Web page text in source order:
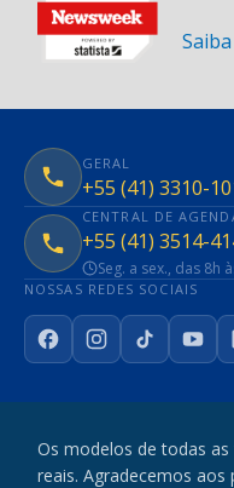
GERAL
+55 (41) 3310-
CENTRAL DE
+55 (41) 3514-
Seg. a sex., das 8h
NOSSAS REDES SOCIAIS
FacebookInstagram
TikTok
Os modelos de todas
reais. Agradecemos